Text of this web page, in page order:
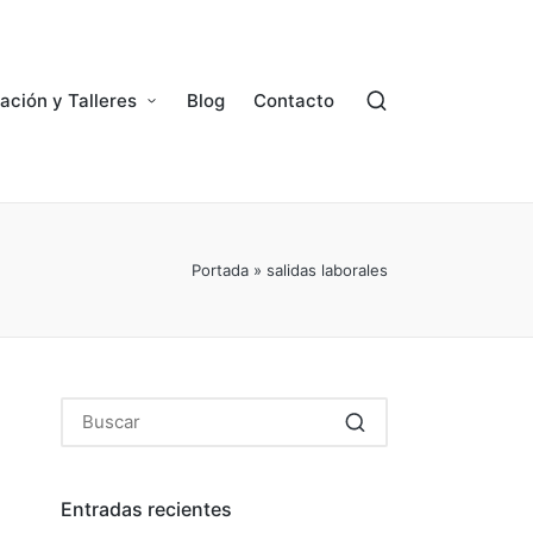
y Talleres Blog Contacto
Portada » salidas laborales
Entradas recientes